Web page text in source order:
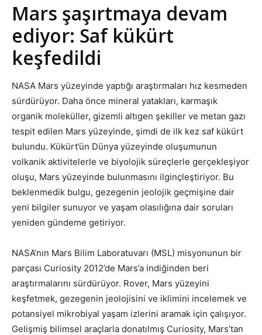
Mars şaşırtmaya devam
ediyor: Saf kükürt
keşfedildi
NASA Mars yüzeyinde yaptığı araştırmaları hız kesmeden
sürdürüyor. Daha önce mineral yatakları, karmaşık
organik moleküller, gizemli altıgen şekiller ve metan gazı
tespit edilen Mars yüzeyinde, şimdi de ilk kez saf kükürt
bulundu. Kükürt’ün Dünya yüzeyinde oluşumunun
volkanik aktivitelerle ve biyolojik süreçlerle gerçekleşiyor
oluşu, Mars yüzeyinde bulunmasını ilginçleştiriyor. Bu
beklenmedik bulgu, gezegenin jeolojik geçmişine dair
yeni bilgiler sunuyor ve yaşam olasılığına dair soruları
yeniden gündeme getiriyor.
NASA’nın Mars Bilim Laboratuvarı (MSL) misyonunun bir
parçası Curiosity 2012’de Mars’a indiğinden beri
araştırmalarını sürdürüyor. Rover, Mars yüzeyini
keşfetmek, gezegenin jeolojisini ve iklimini incelemek ve
potansiyel mikrobiyal yaşam izlerini aramak için çalışıyor.
Gelişmiş bilimsel araçlarla donatılmış Curiosity, Mars’tan